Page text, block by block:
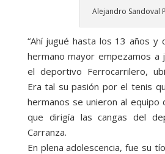
Alejandro Sandoval
“Ahí jugué hasta los 13 años y
hermano mayor empezamos a
el deportivo Ferrocarrilero,
Era tal su pasión por el tenis
hermanos se unieron al equipo
que dirigía las cangas del
Carranza.
En plena adolescencia, fue su